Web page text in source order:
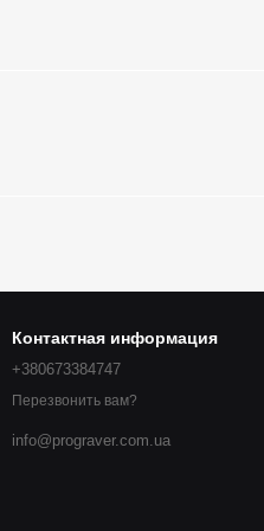
Контактная информация
+380673384747
Перезвонить вам?
info@prograver.com.ua